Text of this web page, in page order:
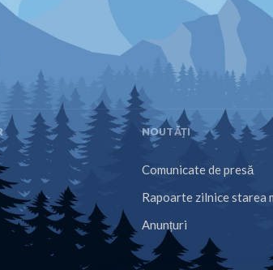
NOUTĂȚI
Comunicate de presă
Rapoarte zilnice starea
Anunțuri